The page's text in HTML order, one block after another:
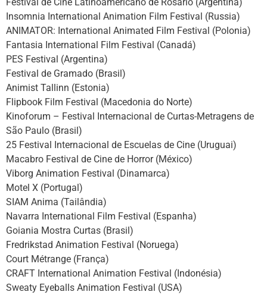
Insomnia International Animation Film Festival (Russia)
ANIMATOR: International Animated Film Festival (Polonia)
Fantasia International Film Festival (Canadá)
PES Festival (Argentina)
Festival de Gramado (Brasil)
Animist Tallinn (Estonia)
Flipbook Film Festival (Macedonia do Norte)
Kinoforum – Festival Internacional de Curtas-Metragens de
São Paulo (Brasil)
25 Festival Internacional de Escuelas de Cine (Uruguai)
Macabro Festival de Cine de Horror (México)
Viborg Animation Festival (Dinamarca)
Motel X (Portugal)
SIAM Anima (Tailândia)
Navarra International Film Festival (Espanha)
Goiania Mostra Curtas (Brasil)
Fredrikstad Animation Festival (Noruega)
Court Métrange (França)
CRAFT International Animation Festival (Indonésia)
Sweaty Eyeballs Animation Festival (USA)